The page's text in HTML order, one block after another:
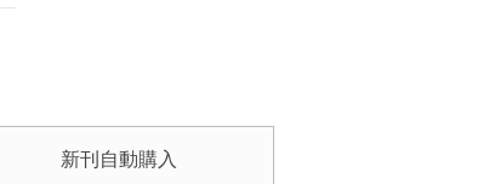
新刊自動購入